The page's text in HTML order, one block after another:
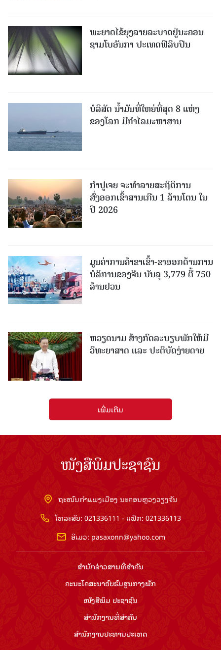
ພະຍາດໄຂ້ຍຸງລາຍລະບາດຢູ່ນະຄອນ
ຊາມໂບ​ອັນກາ ປະເທດຟີລິບປິນ
ບໍລິສັດ ນ້ຳມັນທີ່ໃຫຍ່ທີ່ສຸດ 8 ແຫ່ງ
ຂອງໂລກ ມີກຳໄລມະຫາສານ
ກຳປູເຈຍ ຈະທຳລາຍສະຖິຕິການ
ສົ່ງອອກເຂົ້າສານເກີນ 1 ລ້ານໂຕນ ໃນ
ປີ 2026
ມູນຄ່າການຄ້າຂາເຂົ້າ-ຂາອອກດ້ານການ
ບໍລິການຂອງຈີນ ບັນລຸ 3,779 ຕື້ 750
ລ້ານຢວນ
ຫວຽດນາມ ສ້າງກົດລະບຽບພັກໃຫ້ມີ
ວິທະຍາສາດ ແລະ ປະຕິບັດງ່າຍດາຍ
ເພີ່ມເຕີມ
ໜັງສືພິມປະຊາຊົນ
ຖະໜົນກຳແພງເມືອງ ນະຄອນຫຼວງວຽງຈັນ
ໂທລະສັບ: 021336111 - ແຟັກ: 021336113
ອີເມວ: pasaxonn@yahoo.com
ສຳ​ນັກ​ຂ່າວ​ສານ​ທີ່​ສຳ​ຄັນ​
ຄະນະໂຄສະນາອົບຮົມ​ສູນ​ກາງ​ພັກ
ໜັງສືພິມ ປະ​ຊາ​ຊົນ
ສຳ​ນັກ​ງານ​ທີ່​ສຳ​ຄັນ
ສຳ​ນັກ​ງານ​ປະ​ທານ​ປະ​ເທດ